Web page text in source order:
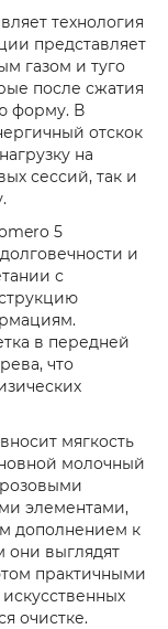
технология
представляет
газом и туго
после сжатия
форму. В
отскок
на
сессий, так и
5
и
с
в передней
что
мягкость
молочный
элементами,
дополнением к
они выглядят
практичными
очистке.